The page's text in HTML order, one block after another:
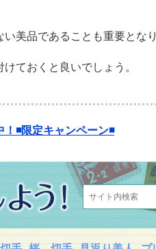
美品であることも重要となり
ておくと良いでしょう。
◾️限定キャンペーン◾️